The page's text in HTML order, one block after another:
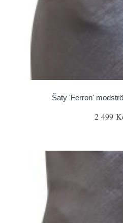
Šaty 'Ferron'
2 499